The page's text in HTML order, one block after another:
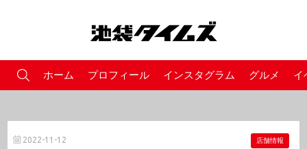
ホーム プロフィール インスタグラム グルメ イ
2022-11-12 店舗情報